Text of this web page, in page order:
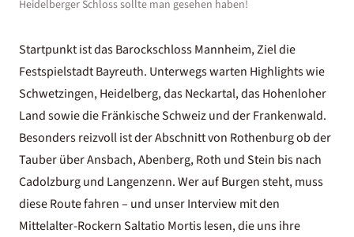
Heidelberger Schloss sollte man gesehen haben!
Startpunkt ist das Barockschloss Mannheim, Ziel die
Festspielstadt Bayreuth. Unterwegs warten Highlights wie
Schwetzingen, Heidelberg, das Neckartal, das Hohenloher
Land sowie die Fränkische Schweiz und der Frankenwald.
Besonders reizvoll ist der Abschnitt von Rothenburg ob der
Tauber über Ansbach, Abenberg, Roth und Stein bis nach
Cadolzburg und Langenzenn. Wer auf Burgen steht, muss
diese Route fahren – und unserInterview mit den
Mittelalter-Rockern Saltatio Mortislesen, die uns ihre